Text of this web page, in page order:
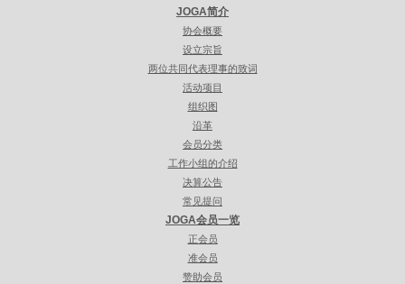
JOGA简介
协会概要
设立宗旨
两位共同代表理事的致词
活动项目
组织图
沿革
会员分类
工作小组的介绍
决算公告
常见提问
JOGA会员一览
正会员
准会员
赞助会员